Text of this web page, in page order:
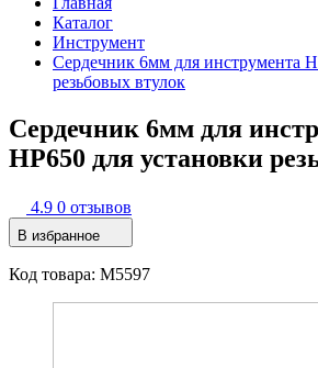
Каталог
Инструмент
Сердечник 6мм для инструмента
резьбовых втулок
Сердечник 6мм для
HP650 для установки
4.9 0 отзывов
В избранное
Код товара: M5597